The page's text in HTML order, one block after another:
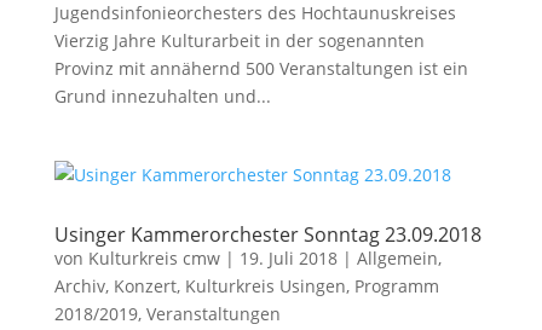
Jugendsinfonieorchesters des Hochtaunuskreises
Vierzig Jahre Kulturarbeit in der sogenannten
Provinz mit annähernd 500 Veranstaltungen ist ein
Grund innezuhalten und...
Usinger Kammerorchester Sonntag 23.09.2018
von Kulturkreis cmw| 19. Juli 2018| Allgemein,
Archiv, Konzert, Kulturkreis Usingen, Programm
2018/2019, Veranstaltungen